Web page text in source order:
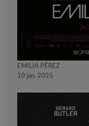
EMILIA PÉREZ
10 jan. 2025